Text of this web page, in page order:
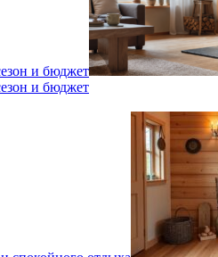
и бюджет
и бюджет